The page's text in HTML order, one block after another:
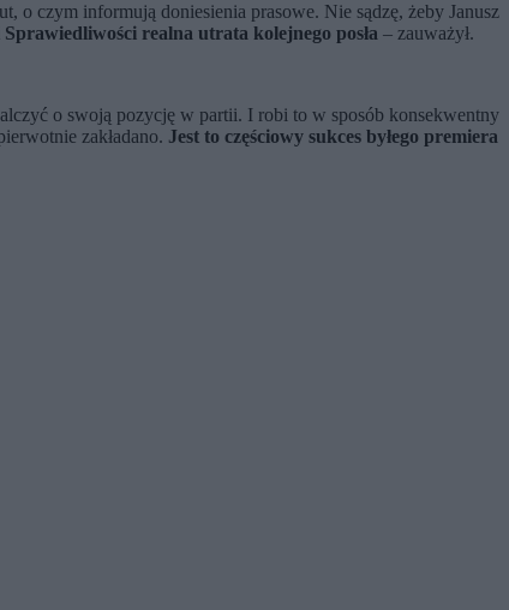
o czym informują doniesienia prasowe. Nie sądzę, żeby Janusz
realna utrata kolejnego posła – zauważył.
o swoją pozycję w partii. I robi to w sposób konsekwentny
zakładano. Jest to częściowy sukces byłego premiera